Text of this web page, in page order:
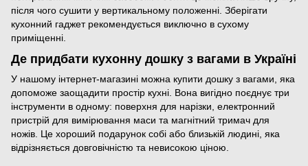
після чого сушити у вертикальному положенні. Зберігати
кухонний гаджет рекомендується виключно в сухому
приміщенні.
Де придбати кухонну дошку з вагами в Україні
У нашому інтернет-магазині можна купити дошку з вагами, яка
допоможе заощадити простір кухні. Вона вигідно поєднує три
інструменти в одному: поверхня для нарізки, електронний
пристрій для вимірювання маси та магнітний тримач для
ножів. Це хороший подарунок собі або близькій людині, яка
відрізняється довговічністю та невисокою ціною.